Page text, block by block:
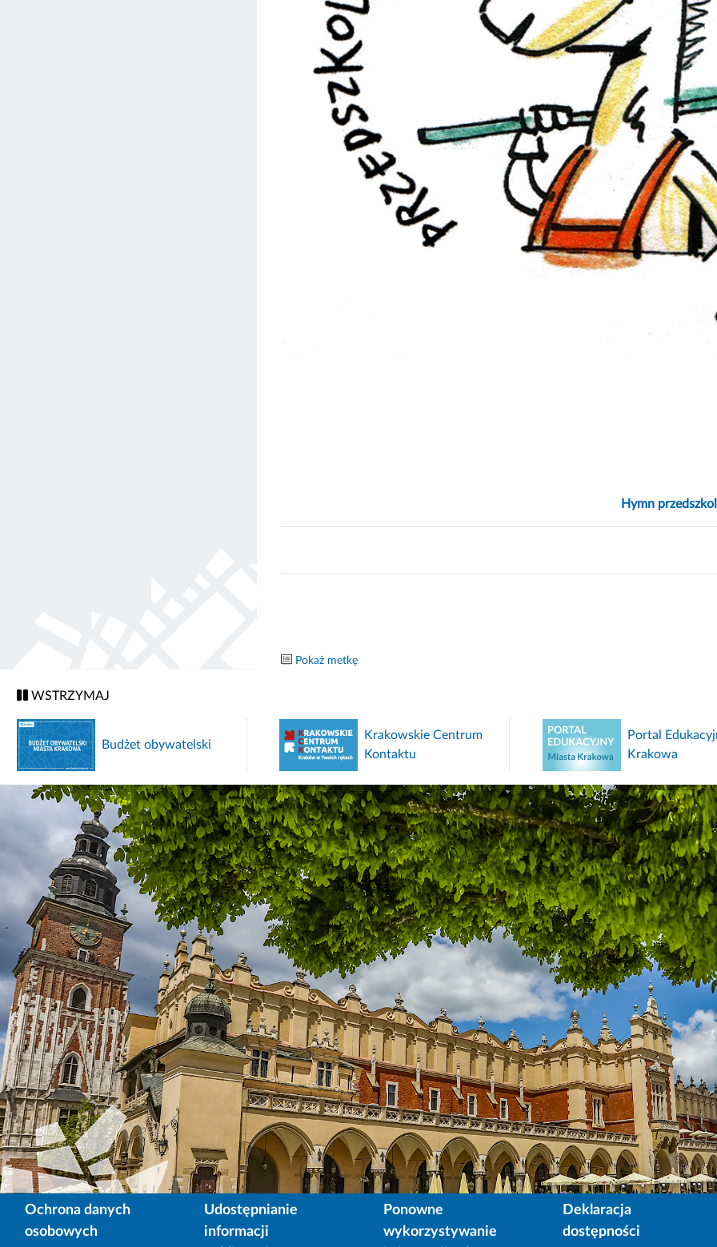
Hymn
Pokaż metkę
WSTRZYMAJ
Budżet obywatelski
Krakowskie Centrum
Kontaktu
Portal
Krakowa
Ochrona danych
osobowych
Udostępnianie
informacji
Ponowne
wykorzystywanie
Deklaracja
dostępności